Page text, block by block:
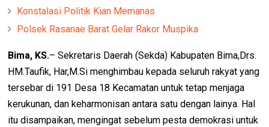
Konstalasi Politik Kian Memanas
Polsek Rasanae Barat Gelar Rakor Muspika
Bima, KS.– Sekretaris Daerah (Sekda) Kabupaten Bima,Drs.
HM.Taufik, Har,M.Si menghimbau kepada seluruh rakyat yang
tersebar di 191 Desa 18 Kecamatan untuk tetap menjaga
kerukunan, dan keharmonisan antara satu dengan lainya. Hal
itu disampaikan, mengingat sebelum pesta demokrasi untuk